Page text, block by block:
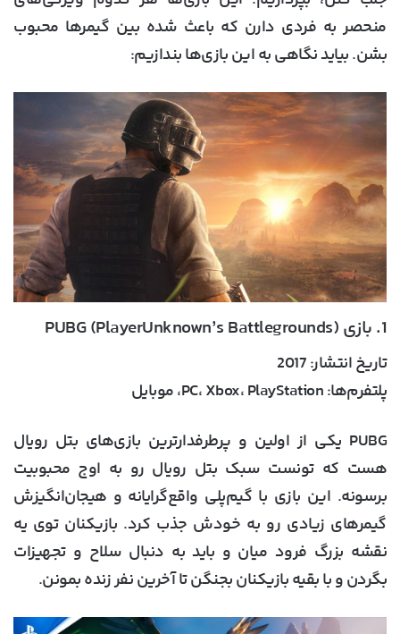
منحصر به فردی دارن که باعث شده بین گیمرها محبوب
بشن. بیاید نگاهی به این بازی‌ها بندازیم:
1. بازی PUBG (PlayerUnknown’s Battlegrounds)
تاریخ انتشار:
پلتفرم‌ها:
PUBG یکی از اولین و پرطرفدارترین بازی‌های بتل رویال
هست که تونست سبک بتل رویال رو به اوج محبوبیت
برسونه. این بازی با گیم‌پلی واقع‌گرایانه و هیجان‌انگیزش
گیمرهای زیادی رو به خودش جذب کرد. بازیکنان توی یه
نقشه بزرگ فرود میان و باید به دنبال سلاح و تجهیزات
بگردن و با بقیه بازیکنان بجنگن تا آخرین نفر زنده بمونن.